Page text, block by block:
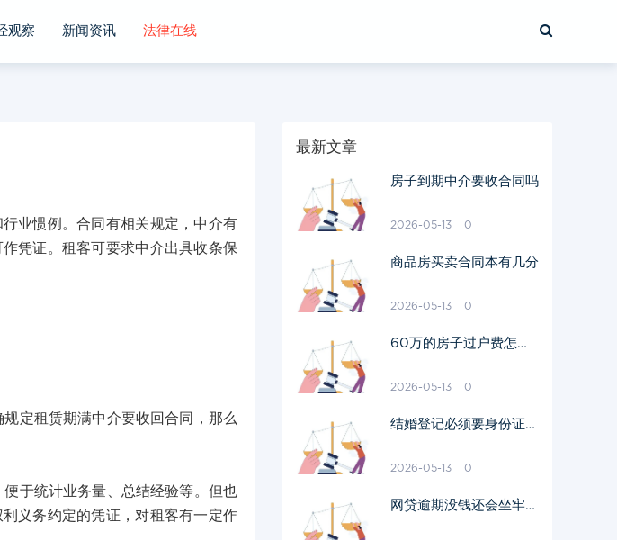
观察 新闻资讯 法律在线
业惯例。合同有相关规定，中介有
凭证。租客可要求中介出具收条保
定租赁期满中介要收回合同，那么
于统计业务量、总结经验等。但也
义务约定的凭证，对租客有一定作
最新文章
房子到期中介要收合同吗
2026-05-13 0
商品房买卖合同本有几分
2026-05-13 0
60万的房子过户费怎么
2026-05-13 0
结婚登记必须要身份证原
2026-05-13 0
网贷逾期没钱还会坐牢吗